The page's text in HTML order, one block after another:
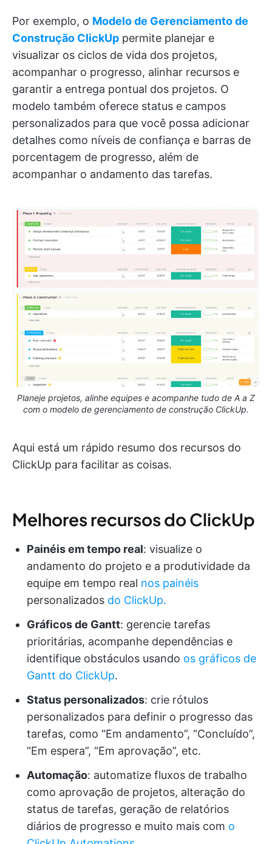
Por exemplo, o Modelo de Gerenciamento de
Construção ClickUp permite planejar e
visualizar os ciclos de vida dos projetos,
acompanhar o progresso, alinhar recursos e
garantir a entrega pontual dos projetos. O
modelo também oferece status e campos
personalizados para que você possa adicionar
detalhes como níveis de confiança e barras de
porcentagem de progresso, além de
acompanhar o andamento das tarefas.
Planeje projetos, alinhe equipes e acompanhe tudo de A a Z
com o modelo de gerenciamento de construção ClickUp.
Aqui está um rápido resumo dos recursos do
ClickUp para facilitar as coisas.
Melhores recursos do ClickUp
Painéis em tempo real: visualize o
andamento do projeto e a produtividade da
equipe em tempo real nos painéis
personalizados do ClickUp.
Gráficos de Gantt: gerencie tarefas
prioritárias, acompanhe dependências e
identifique obstáculos usando os gráficos de
Gantt do ClickUp.
Status personalizados: crie rótulos
personalizados para definir o progresso das
tarefas, como “Em andamento”, “Concluído”,
“Em espera”, “Em aprovação”, etc.
Automação: automatize fluxos de trabalho
como aprovação de projetos, alteração do
status de tarefas, geração de relatórios
diários de progresso e muito mais com o